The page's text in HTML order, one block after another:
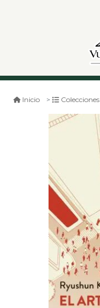
Inicio Colecciones